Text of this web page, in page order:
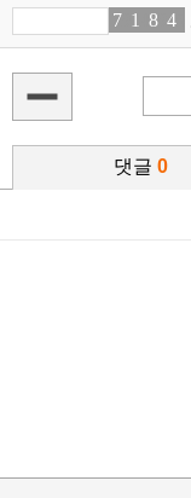
79 1 89 45
댓글 0